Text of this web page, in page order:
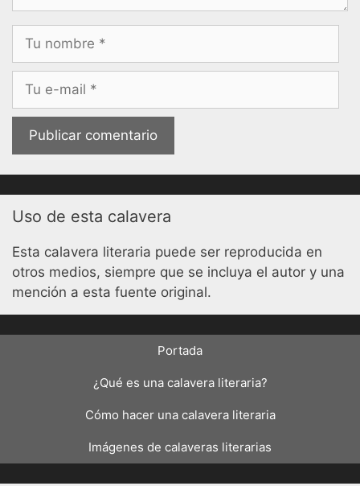
Nombre
Correo
Uso de esta calavera
Esta calavera literaria puede ser reproducida en
otros medios, siempre que se incluya el autor y una
mención a esta fuente original.
Portada
¿Qué es una calavera literaria?
Cómo hacer una calavera literaria
Imágenes de calaveras literarias